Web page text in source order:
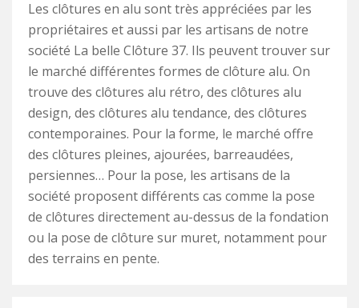
Les clôtures en alu sont très appréciées par les
propriétaires et aussi par les artisans de notre
société La belle Clôture 37. Ils peuvent trouver sur
le marché différentes formes de clôture alu. On
trouve des clôtures alu rétro, des clôtures alu
design, des clôtures alu tendance, des clôtures
contemporaines. Pour la forme, le marché offre
des clôtures pleines, ajourées, barreaudées,
persiennes… Pour la pose, les artisans de la
société proposent différents cas comme la pose
de clôtures directement au-dessus de la fondation
ou la pose de clôture sur muret, notamment pour
des terrains en pente.